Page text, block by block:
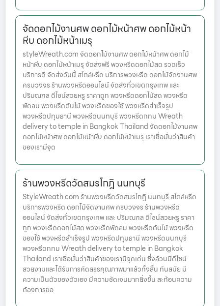
จัดดอกไม้งานศพ ดอกไม้หน้าศพ ดอกไม้หน้า
หีบ ดอกไม้หน้าเมรุ
styleWreath.com จัดดอกไม้งานศพ ดอกไม้หน้าศพ ดอกไม้
หน้าหีบ ดอกไม้หน้าเมรุ จัดส่งฟรี พวงหรีดดอกไม้สด รวดเร็ว
บริการดี จัดส่งวันนี้ สไตล์หรีด บริการพวงหรีด ดอกไม้จัดงานศพ
ครบวงจร ร้านพวงหรีดออนไลน์ จัดส่งทั่วเขตกรุงเทพ และ
ปริมณฑล ดีไซน์สวยหรู ราคาถูก พวงหรีดดอกไม้สด พวงหรีด
พัดลม พวงหรีดต้นไม้ พวงหรีดของใช้ พวงหรีดสำเร็จรูป
พวงหรีดปทุมธานี พวงหรีดนนทบุรี พวงหรีดกทม Wreath
delivery to temple in Bangkok Thailand จัดดอกไม้งานศพ
ดอกไม้หน้าศพ ดอกไม้หน้าหีบ ดอกไม้หน้าเมรุ เราเชื่อมั่นว่าสินค้า
ของเรามีจุด
ร้านพวงหรีดวัดสมรโกฎิ นนทบุรี
StyleWreath.com ร้านพวงหรีดวัดสมรโกฎิ นนทบุรี สไตล์หรีด
บริการพวงหรีด ดอกไม้จัดงานศพ ครบวงจร ร้านพวงหรีด
ออนไลน์ จัดส่งทั่วเขตกรุงเทพ และ ปริมณฑล ดีไซน์สวยหรู ราคา
ถูก พวงหรีดดอกไม้สด พวงหรีดพัดลม พวงหรีดต้นไม้ พวงหรีด
ของใช้ พวงหรีดสำเร็จรูป พวงหรีดปทุมธานี พวงหรีดนนทบุรี
พวงหรีดกทม Wreath delivery to temple in Bangkok
Thailand เราเชื่อมั่นว่าสินค้าของเรามีจุดเด่น ซึ่งล้วนมีดีไซน์
สวยงามและได้รับการคัดสรรคุณภาพมาแล้วทั้งสิ้น ทันสมัย มี
ความเป็นตัวของตัวเอง มีความชัดเจนมากยิ่งขึ้น สะท้อนความ
ต้องการขอ